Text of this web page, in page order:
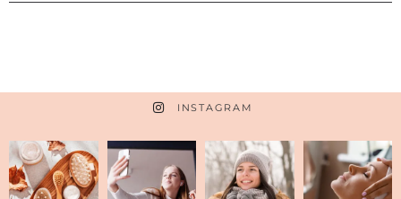
INSTAGRAM